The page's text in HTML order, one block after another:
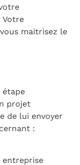
Votre
maitrisez le
étape
projet
de lui envoyer
:
entreprise